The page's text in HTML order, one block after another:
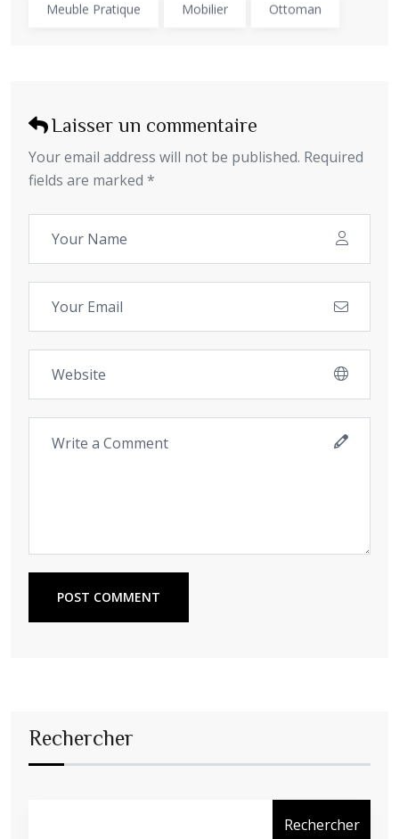
Meuble Pratique Mobilier Ottoman
Laisser un commentaire
Your email address will not be published. Required
fields are marked *
POST COMMENT
Rechercher
Rechercher